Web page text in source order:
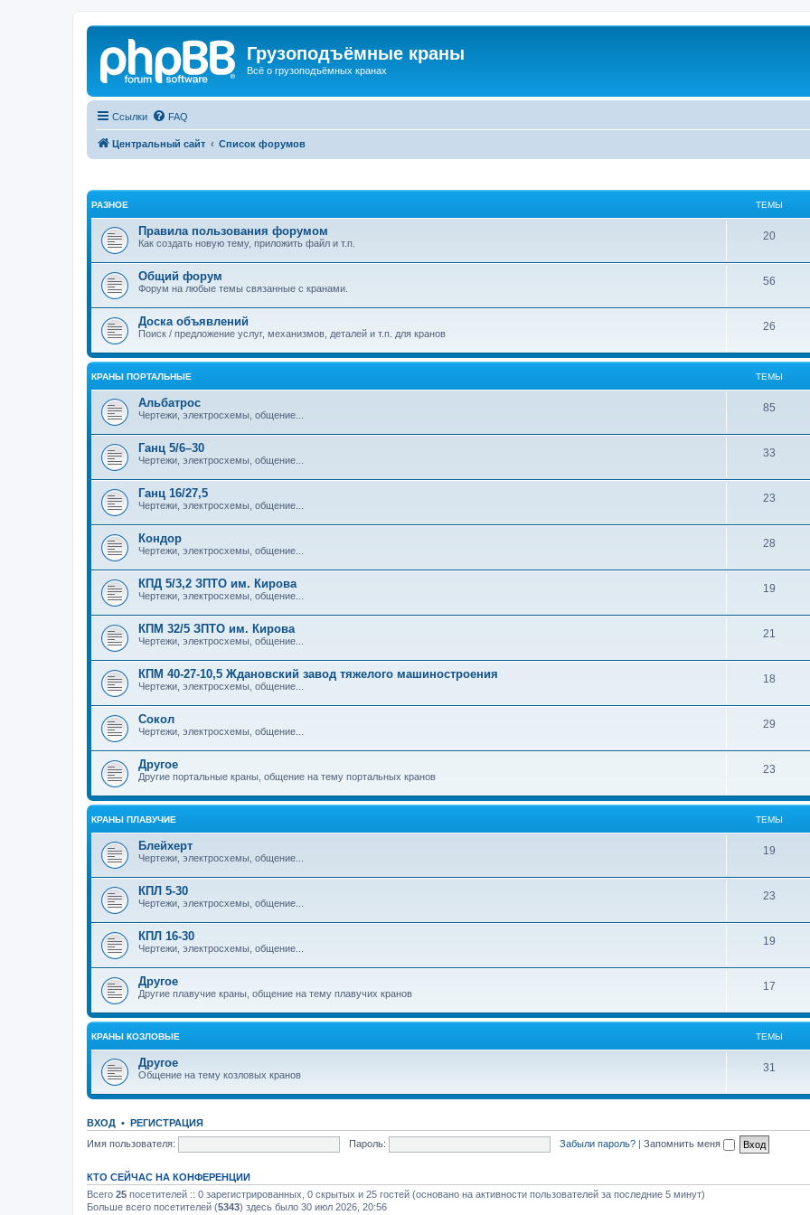
Грузоподъёмные краны
Всё о грузоподъёмных кранах
Ссылки FAQ
Центральный сайт Список форумов
РАЗНОЕ ТЕМЫ
Правила пользования форумом
Как создать новую тему, приложить файл и т.п.
20
Общий форум
Форум на любые темы связанные с кранами.
56
Доска объявлений
Поиск / предложение услуг, механизмов, деталей и т.п. для кранов
26
КРАНЫ ПОРТАЛЬНЫЕ ТЕМЫ
Альбатрос
Чертежи, электросхемы, общение...
85
Ганц 5/6–30
Чертежи, электросхемы, общение...
33
Ганц 16/27,5
Чертежи, электросхемы, общение...
23
Кондор
Чертежи, электросхемы, общение...
28
КПД 5/3,2 ЗПТО им. Кирова
Чертежи, электросхемы, общение...
19
КПМ 32/5 ЗПТО им. Кирова
Чертежи, электросхемы, общение...
21
КПМ 40-27-10,5 Ждановский завод тяжелого машиностроения
Чертежи, электросхемы, общение...
18
Сокол
Чертежи, электросхемы, общение...
29
Другое
Другие портальные краны, общение на тему портальных кранов
23
КРАНЫ ПЛАВУЧИЕ ТЕМЫ
Блейхерт
Чертежи, электросхемы, общение...
19
КПЛ 5-30
Чертежи, электросхемы, общение...
23
КПЛ 16-30
Чертежи, электросхемы, общение...
19
Другое
Другие плавучие краны, общение на тему плавучих кранов
17
КРАНЫ КОЗЛОВЫЕ ТЕМЫ
Другое
Общение на тему козловых кранов
31
ВХОД • РЕГИСТРАЦИЯ
Имя пользователя:
Пароль: Забыли пароль? | Запомнить меня
КТО СЕЙЧАС НА КОНФЕРЕНЦИИ
Всего 25 посетителей :: 0 зарегистрированных, 0 скрытых и 25 гостей (основано на активности пользователей за последние 5 минут)
Больше всего посетителей (5343) здесь было 30 июл 2026, 20:56